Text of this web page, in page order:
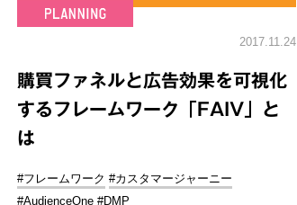
2017.11.24
購買ファネルと広告効果を可視化
するフレームワーク「FAIV」と
は
#フレームワーク #カスタマージャーニー
#AudienceOne #DMP